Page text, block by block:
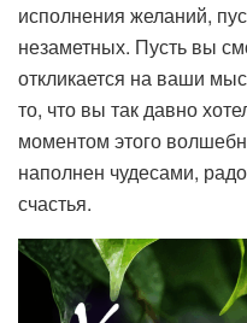
исполнения желаний,
незаметных. Пусть вы
откликается на ваши
то, что вы так давно
моментом этого
наполнен чудесами,
счастья.